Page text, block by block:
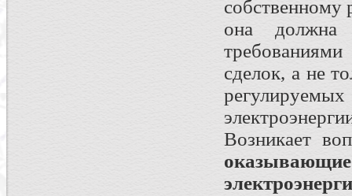
собственному
она должна
сделок, а не
Возникает